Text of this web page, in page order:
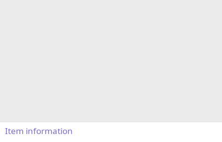
Item information